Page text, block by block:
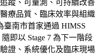
蹤、可量測、可持續改善
療品質、臨床效率與組織
臺南市首家通過 HIMSS
即以 Stage 7 為下一階段
證、系統優化及臨床現場